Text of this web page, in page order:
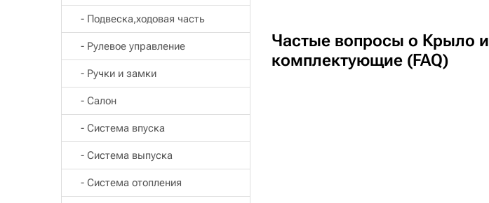
- Подвеска,ходовая часть
- Рулевое управление
- Ручки и замки
- Салон
- Система впуска
- Система выпуска
- Система отопления
Частые вопросы о Крыло и
комплектующие (FAQ)